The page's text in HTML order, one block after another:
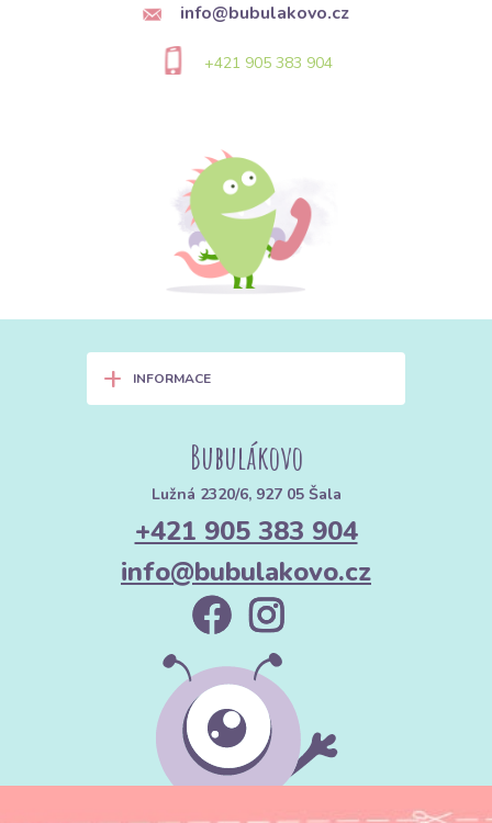
info@bubulakovo.cz
+421 905 383 904
+ INFORMACE
Bubulákovo
Lužná 2320/6, 927 05 Šala
+421 905 383 904
info@bubulakovo.cz